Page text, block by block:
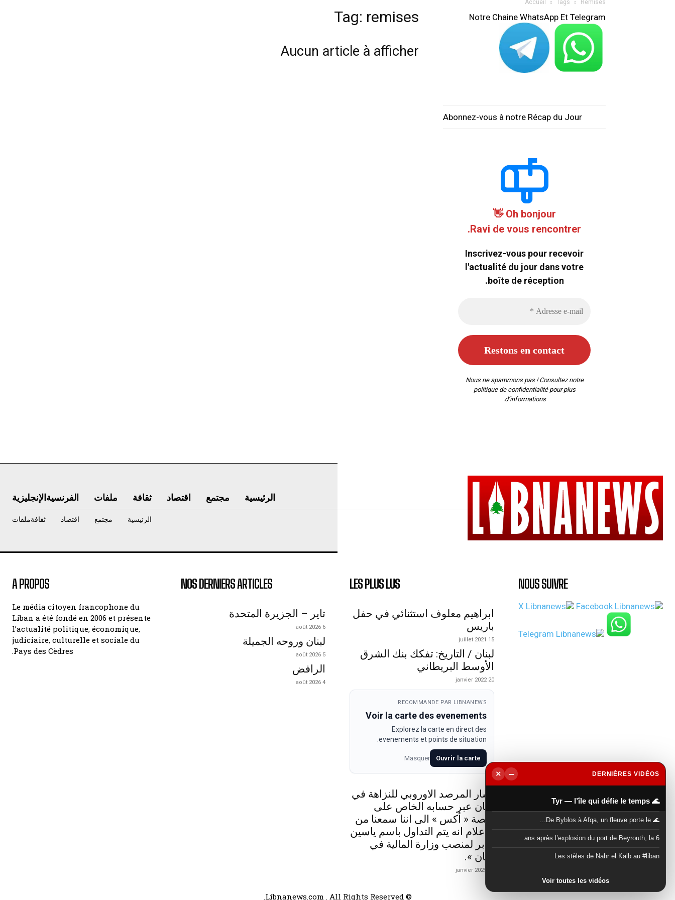
Accueil Tags Remises
Tag: remises
Aucun article à afficher
Notre Chaine WhatsApp Et Telegram
Abonnez-vous à notre Récap du Jour
Oh bonjour 👋
Ravi de vous rencontrer.
Inscrivez-vous pour recevoir
l'actualité du jour dans votre
boîte de réception.
Nous ne spammons pas ! Consultez notre
politique de confidentialitépour plus
d’informations.
الرئيسية مجتمع اقتصاد ثقافة ملفات الفرنسيةالإنجليزية
الرئيسية مجتمع اقتصاد ثقافةملفات
A PROPOS
Le média citoyen francophone du
Liban a été fondé en 2006 et présente
l’actualité politique, économique,
judiciaire, culturelle et sociale du
Pays des Cèdres.
NOS DERNIERS ARTICLES
تاير – الجزيرة المتحدة
6 août 2026
لبنان وروحه الجميلة
5 août 2026
الرافض
4 août 2026
LES PLUS LUS
ابراهيم معلوف استثنائي في حفل
باريس
15 juillet 2021
لبنان / التاريخ: تفكك بنك الشرق
الأوسط البريطاني
20 janvier 2022
RECOMMANDE PAR LIBNANEWS
Voir la carte des evenements
Explorez la carte en direct des
evenements et points de situation.
Ouvrir la carte
Masquer
أشار المرصد الاوروبي للنزاهة في
لبنان عبر حسابه الخاص على
منصة « أكس » الى اننا سمعنا من
الاعلام انه يتم التداول باسم ياسين
جابر لمنصب وزارة المالية في
لبنان ».
NOUS SUIVRE
© Libnanews.com . All Rights Reserved.
DERNIÈRES VIDÉOS
−
×
🌊 Tyr — l’île qui défie le temps
🌊 De Byblos à Afqa, un fleuve porte le...
6 ans après l’explosion du port de Beyrouth, la...
Les stèles de Nahr el Kalb au #liban
Voir toutes les vidéos